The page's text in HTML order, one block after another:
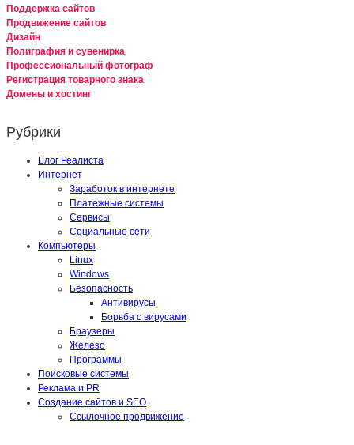
Поддержка сайтов
Продвижение сайтов
Дизайн
Полиграфия и сувенирка
Профессиональный фотограф
Регистрация товарного знака
Домены и хостинг
Рубрики
Блог Реалиста
Интернет
Заработок в интернете
Платежные системы
Сервисы
Социальные сети
Компьютеры
Linux
Windows
Безопасность
Антивирусы
Борьба с вирусами
Браузеры
Железо
Программы
Поисковые системы
Реклама и PR
Создание сайтов и SEO
Ссылочное продвижение